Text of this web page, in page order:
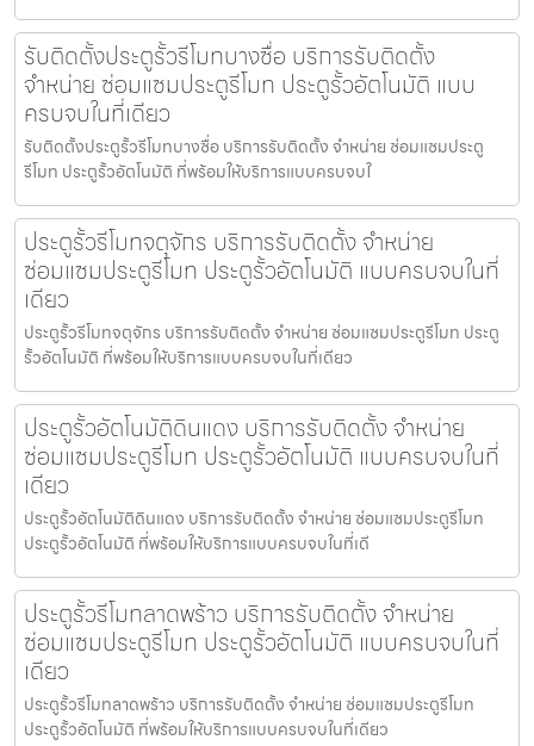
รับติดตั้งประตูรั้วรีโมทบางซื่อ บริการรับติดตั้ง
จำหน่าย ซ่อมแซมประตูรีโมท ประตูรั้วอัตโนมัติ แบบ
ครบจบในที่เดียว
รับติดตั้งประตูรั้วรีโมทบางซื่อ บริการรับติดตั้ง จำหน่าย ซ่อมแซมประตู
รีโมท ประตูรั้วอัตโนมัติ ที่พร้อมให้บริการแบบครบจบใ
ประตูรั้วรีโมทจตุจักร บริการรับติดตั้ง จำหน่าย
ซ่อมแซมประตูรีโมท ประตูรั้วอัตโนมัติ แบบครบจบในที่
เดียว
ประตูรั้วรีโมทจตุจักร บริการรับติดตั้ง จำหน่าย ซ่อมแซมประตูรีโมท ประตู
รั้วอัตโนมัติ ที่พร้อมให้บริการแบบครบจบในที่เดียว
ประตูรั้วอัตโนมัติดินแดง บริการรับติดตั้ง จำหน่าย
ซ่อมแซมประตูรีโมท ประตูรั้วอัตโนมัติ แบบครบจบในที่
เดียว
ประตูรั้วอัตโนมัติดินแดง บริการรับติดตั้ง จำหน่าย ซ่อมแซมประตูรีโมท
ประตูรั้วอัตโนมัติ ที่พร้อมให้บริการแบบครบจบในที่เดี
ประตูรั้วรีโมทลาดพร้าว บริการรับติดตั้ง จำหน่าย
ซ่อมแซมประตูรีโมท ประตูรั้วอัตโนมัติ แบบครบจบในที่
เดียว
ประตูรั้วรีโมทลาดพร้าว บริการรับติดตั้ง จำหน่าย ซ่อมแซมประตูรีโมท
ประตูรั้วอัตโนมัติ ที่พร้อมให้บริการแบบครบจบในที่เดียว